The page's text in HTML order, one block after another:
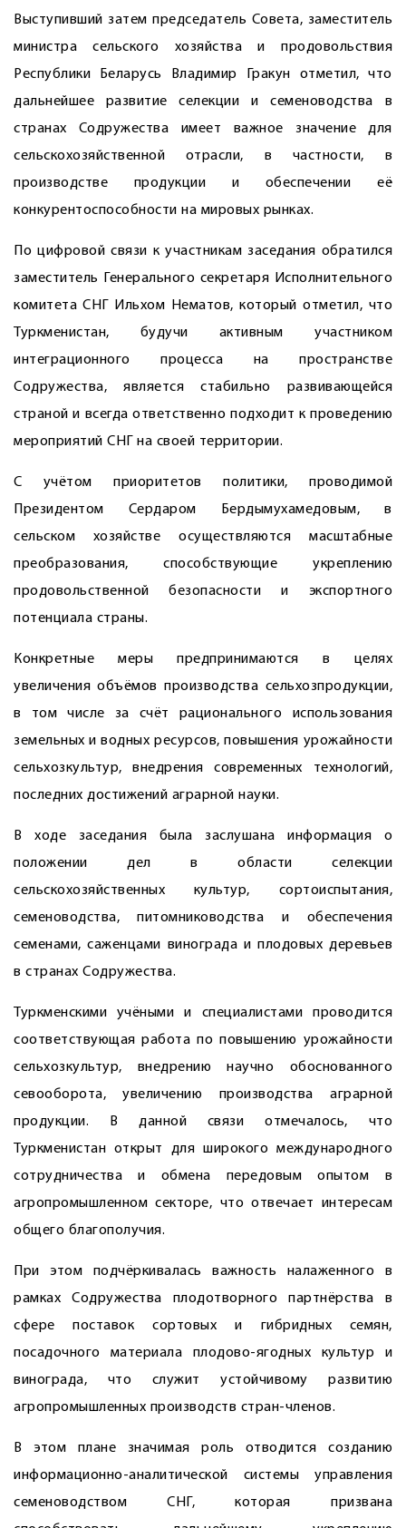
Выступивший затем председатель Совета, заместитель
министра сельского хозяйства и продовольствия
Республики Беларусь Владимир Гракун отметил, что
дальнейшее развитие селекции и семеноводства в
странах Содружества имеет важное значение для
сельскохозяйственной отрасли, в частности, в
производстве продукции и обеспечении её
конкурентоспособности на мировых рынках.
По цифровой связи к участникам заседания обратился
заместитель Генерального секретаря Исполнительного
комитета СНГ Ильхом Нематов, который отметил, что
Туркменистан, будучи активным участником
интеграционного процесса на пространстве
Содружества, является стабильно развивающейся
страной и всегда ответственно подходит к проведению
мероприятий СНГ на своей территории.
С учётом приоритетов политики, проводимой
Президентом Сердаром Бердымухамедовым, в
сельском хозяйстве осуществляются масштабные
преобразования, способствующие укреплению
продовольственной безопасности и экспортного
потенциала страны.
Конкретные меры предпринимаются в целях
увеличения объёмов производства сельхозпродукции,
в том числе за счёт рационального использования
земельных и водных ресурсов, повышения урожайности
сельхозкультур, внедрения современных технологий,
последних достижений аграрной науки.
В ходе заседания была заслушана информация о
положении дел в области селекции
сельскохозяйственных культур, сортоиспытания,
семеноводства, питомниководства и обеспечения
семенами, саженцами винограда и плодовых деревьев
в странах Содружества.
Туркменскими учёными и специалистами проводится
соответствующая работа по повышению урожайности
сельхозкультур, внедрению научно обоснованного
севооборота, увеличению производства аграрной
продукции. В данной связи отмечалось, что
Туркменистан открыт для широкого международного
сотрудничества и обмена передовым опытом в
агропромышленном секторе, что отвечает интересам
общего благополучия.
При этом подчёркивалась важность налаженного в
рамках Содружества плодотворного партнёрства в
сфере поставок сортовых и гибридных семян,
посадочного материала плодово-ягодных культур и
винограда, что служит устойчивому развитию
агропромышленных производств стран-членов.
В этом плане значимая роль отводится созданию
информационно-аналитической системы управления
семеноводством СНГ, которая призвана